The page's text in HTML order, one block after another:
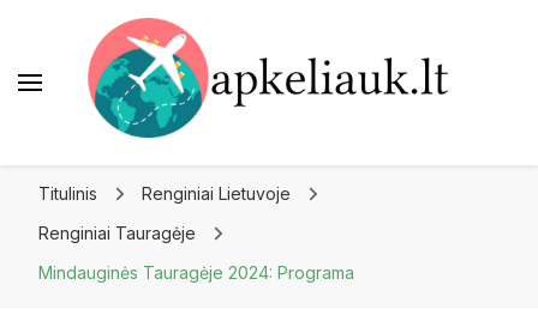
Titulinis
Renginiai Lietuvoje
Renginiai Tauragėje
Mindauginės Tauragėje 2024: Programa